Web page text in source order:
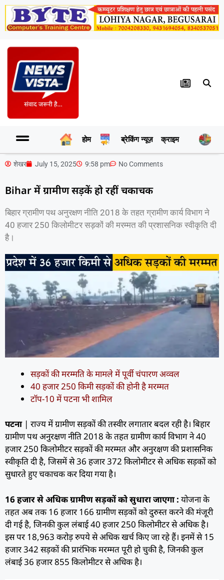
होम ब्रेकिंग न्यूज़ क्राइम
शेखर July 15, 2025 9:58 pm No Comments
Bihar में ग्रामीण सड़कें हो रहीं चकाचक
बिहार ग्रामीण पथ अनुरक्षण नीति 2018 के तहत ग्रामीण कार्य विभाग ने
40 हजार 250 किलोमीटर सड़कों की मरम्मत की प्रशासनिक स्वीकृति दी
है।
सड़कों की मरम्मति के मामले में पूर्वी चंपारण अव्वल
40 हजार 250 किमी सड़कों की होनी है मरम्मत
टॉप-10 में पटना भी शामिल
पटना| राज्य में ग्रामीण सड़कों की तस्वीर लगातार बदल रही है। बिहार
ग्रामीण पथ अनुरक्षण नीति 2018 के तहत ग्रामीण कार्य विभाग ने 40
हजार 250 किलोमीटर सड़कों की मरम्मत और अनुरक्षण की प्रशासनिक
स्वीकृति दी है, जिसमें से 36 हजार 372 किलोमीटर से अधिक सड़कों को
सुधारते हुए चकाचक कर दिया गया है।
16 हजार से अधिक ग्रामीण सड़कों को सुधारा जाएगा : योजना के
तहत अब तक 16 हजार 166 ग्रामीण सड़कों को दुरुस्त करने की मंजूरी
दी गई है, जिनकी कुल लंबाई 40 हजार 250 किलोमीटर से अधिक है।
इस पर 18,963 करोड़ रुपये से अधिक खर्च किए जा रहे हैं। इनमें से 15
हजार 342 सड़कों की प्रारंभिक मरम्मत पूरी हो चुकी है, जिनकी कुल
लंबाई 36 हजार 855 किलोमीटर से अधिक है।